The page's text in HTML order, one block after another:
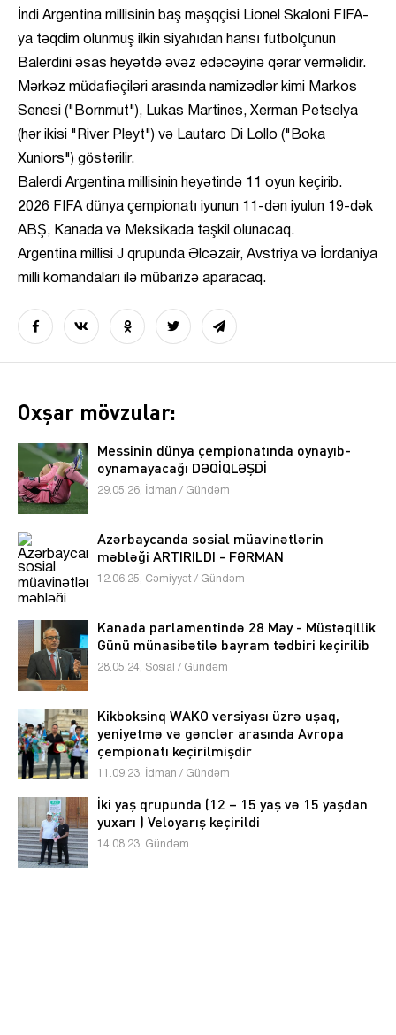
İndi Argentina millisinin baş məşqçisi Lionel Skaloni FIFA-
ya təqdim olunmuş ilkin siyahıdan hansı futbolçunun
Balerdini əsas heyətdə əvəz edəcəyinə qərar verməlidir.
Mərkəz müdafiəçiləri arasında namizədlər kimi Markos
Senesi ("Bornmut"), Lukas Martines, Xerman Petselya
(hər ikisi "River Pleyt") və Lautaro Di Lollo ("Boka
Xuniors") göstərilir.
Balerdi Argentina millisinin heyətində 11 oyun keçirib.
2026 FIFA dünya çempionatı iyunun 11-dən iyulun 19-dək
ABŞ, Kanada və Meksikada təşkil olunacaq.
Argentina millisi J qrupunda Əlcəzair, Avstriya və İordaniya
milli komandaları ilə mübarizə aparacaq.
Oxşar mövzular:
Messinin dünya çempionatında oynayıb-
oynamayacağı DƏQİQLƏŞDİ
29.05.26, İdman / Gündəm
Azərbaycanda sosial müavinətlərin
məbləği ARTIRILDI - FƏRMAN
12.06.25, Cəmiyyət / Gündəm
Kanada parlamentində 28 May - Müstəqillik
Günü münasibətilə bayram tədbiri keçirilib
28.05.24, Sosial / Gündəm
Kikboksinq WAKO versiyası üzrə uşaq,
yeniyetmə və gənclər arasında Avropa
çempionatı keçirilmişdir
11.09.23, İdman / Gündəm
İki yaş qrupunda (12 – 15 yaş və 15 yaşdan
yuxarı ) Veloyarış keçirildi
14.08.23, Gündəm